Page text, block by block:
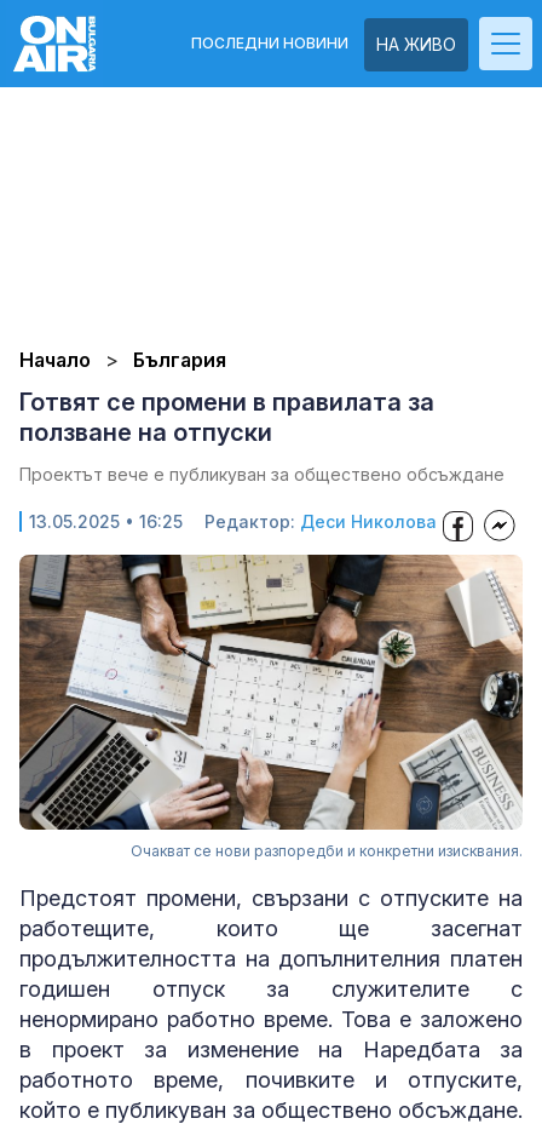
НА ЖИВО
ПОСЛЕДНИ НОВИНИ
Начало България
Готвят се промени в правилата за
ползване на отпуски
Проектът вече е публикуван за обществено обсъждане
13.05.2025 • 16:25 Редактор: Деси Николова
Очакват се нови разпоредби и конкретни изисквания.
Предстоят промени, свързани с отпуските на
работещите, които ще засегнат
продължителността на допълнителния платен
годишен отпуск за служителите с
ненормирано работно време. Това е заложено
в проект за изменение на Наредбата за
работното време, почивките и отпуските,
който е публикуван за обществено обсъждане.